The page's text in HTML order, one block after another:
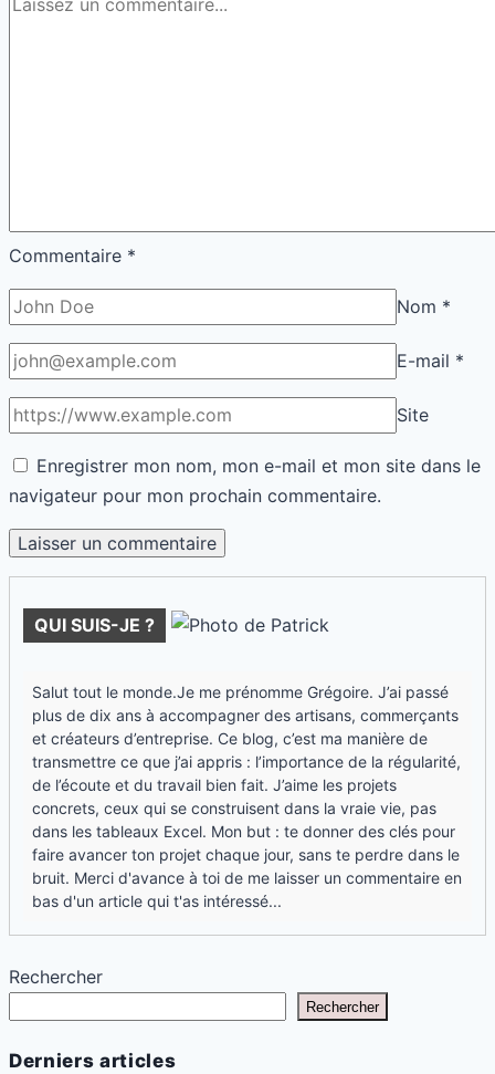
Commentaire *
Nom *
E-mail *
Site
Enregistrer mon nom, mon e-mail et mon site dans le
navigateur pour mon prochain commentaire.
QUI SUIS-JE ?
Salut tout le monde.Je me prénomme Grégoire. J’ai passé
plus de dix ans à accompagner des artisans, commerçants
et créateurs d’entreprise. Ce blog, c’est ma manière de
transmettre ce que j’ai appris : l’importance de la régularité,
de l’écoute et du travail bien fait. J’aime les projets
concrets, ceux qui se construisent dans la vraie vie, pas
dans les tableaux Excel. Mon but : te donner des clés pour
faire avancer ton projet chaque jour, sans te perdre dans le
bruit. Merci d'avance à toi de me laisser un commentaire en
bas d'un article qui t'as intéressé...
Rechercher
Rechercher
Derniers articles